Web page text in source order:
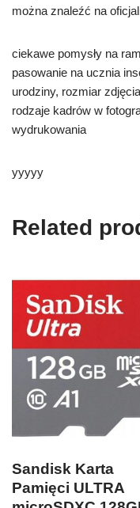
można znaleźć na
ciekawe pomysły na
pasowanie na ucznia
urodziny, rozmiar
rodzaje kadrów w
wydrukowania
yyyyy
Related
Sandisk Karta
Pamięci ULTRA